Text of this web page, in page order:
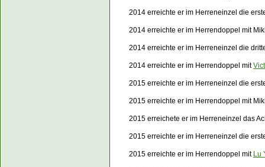
2014 erreichte er im Herreneinzel die
2014 erreichte er im Herrendoppel mit
2014 erreichte er im Herreneinzel die
2014 erreichte er im Herrendoppel mit
2015 erreichte er im Herreneinzel die
2015 erreichte er im Herrendoppel mit
2015 erreichete er im Herreneinzel das
2015 erreichte er im Herreneinzel die
2015 erreichte er im Herrendoppel mit Lu